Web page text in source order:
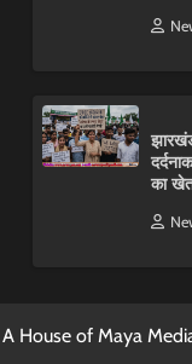
का खेत
A House of Maya